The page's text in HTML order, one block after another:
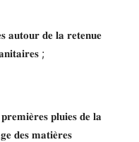
𝐚𝐮𝐭𝐨𝐮𝐫 𝐝𝐞 𝐥𝐚 𝐫𝐞𝐭𝐞𝐧𝐮𝐞
;
𝐩𝐥𝐮𝐢𝐞𝐬 𝐝𝐞 𝐥𝐚
𝐝𝐞𝐬 𝐦𝐚𝐭𝐢𝐞̀𝐫𝐞𝐬